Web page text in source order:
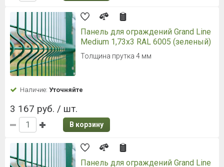
Панель для ограждений Grand Line
Medium 1,73x3 RAL 6005 (зеленый)
Толщина прутка 4 мм
Наличие: Уточняйте
3 167 руб. / шт.
В корзину
Панель для ограждений Grand Line